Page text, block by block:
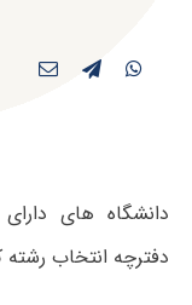
دانشگاه های
دفترچه انتخاب